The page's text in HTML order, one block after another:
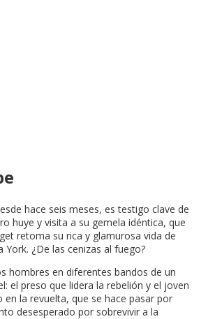
hace seis meses, es testigo clave de
huye y visita a su gemela idéntica, que
retoma su rica y glamurosa vida de
York. ¿De las cenizas al fuego?
hombres en diferentes bandos de un
el preso que lidera la rebelión y el joven
en la revuelta, que se hace pasar por
desesperado por sobrevivir a la